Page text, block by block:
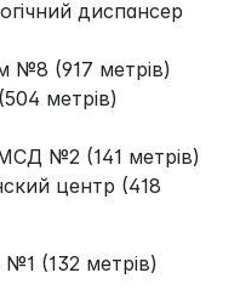
диспансер
№8 (917 метрів)
метрів)
№2 (141 метрів)
центр (418
(132 метрів)